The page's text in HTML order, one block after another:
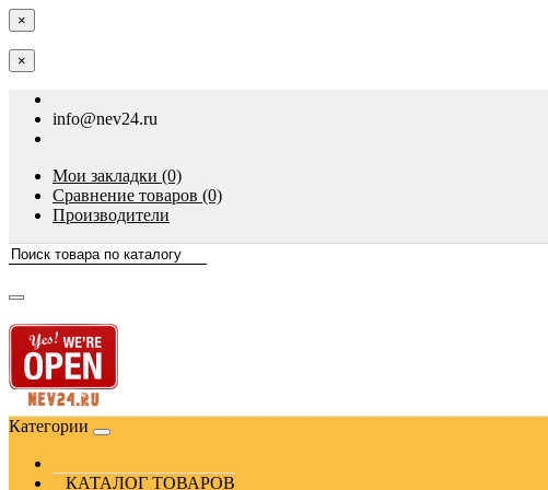
×
×
info@nev24.ru
Мои закладки (0)
Сравнение товаров (0)
Производители
Категории
КАТАЛОГ ТОВАРОВ